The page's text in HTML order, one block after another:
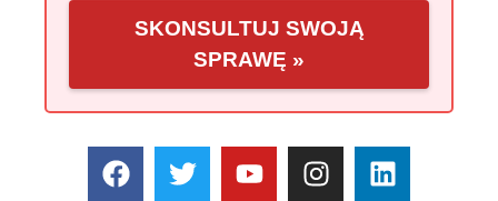
SKONSULTUJ SWOJĄ
SPRAWĘ »